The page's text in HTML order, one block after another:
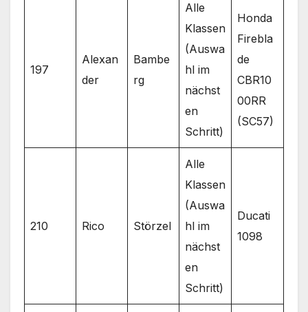
197
Alexan
der
Bambe
rg
Alle
Klassen
(Auswa
hl im
nächst
en
Schritt)
Honda
Firebla
de
CBR10
00RR
(SC57)
210 Rico Störzel
Alle
Klassen
(Auswa
hl im
nächst
en
Schritt)
Ducati
1098